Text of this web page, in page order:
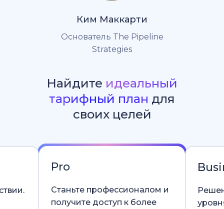
Ким Маккарти
Основатель The Pipeline
Strategies
Найдите идеальный
тарифный план для
своих целей
Pro
Станьте профессионалом и
получите доступ к более